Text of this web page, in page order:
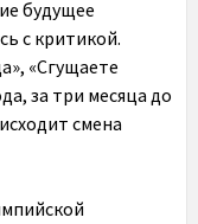
будущее
с критикой.
«Сгущаете
за три месяца до
смена